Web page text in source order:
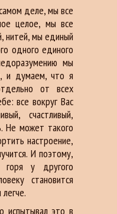
деле, мы все
целое, мы все
нитей, мы единый
одного единого
мы
и думаем, что я
от всех
все вокруг Вас
счастливый,
Не может такого
настроение,
И поэтому,
у другого
становится
испытывал это в